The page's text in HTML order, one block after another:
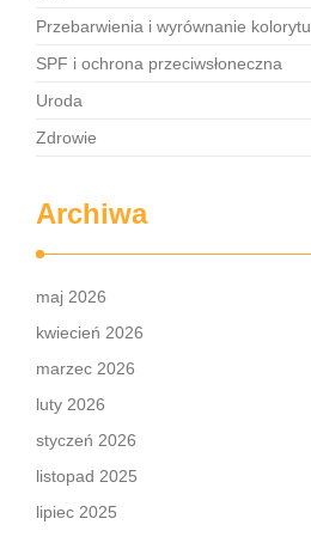
Przebarwienia i wyrównanie kolorytu
SPF i ochrona przeciwsłoneczna
Uroda
Zdrowie
Archiwa
maj 2026
kwiecień 2026
marzec 2026
luty 2026
styczeń 2026
listopad 2025
lipiec 2025